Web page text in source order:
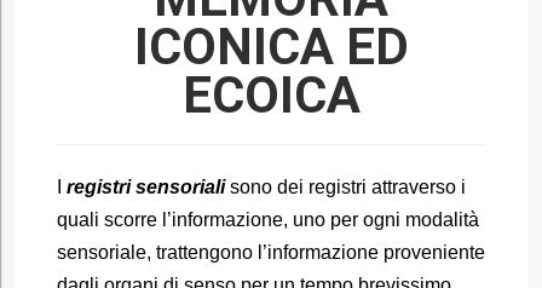
ICONICA ED
ECOICA
registri sensorialisono dei registri attraverso i
quali scorre l’informazione, uno per ogni modalità
sensoriale, trattengono l’informazione proveniente